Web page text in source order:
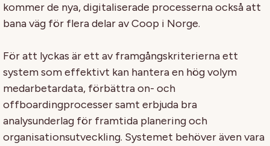
kommer de nya, digitaliserade processerna också att
bana väg för flera delar av Coop i Norge.
För att lyckas är ett av framgångskriterierna ett
system som effektivt kan hantera en hög volym
medarbetardata, förbättra on- och
offboardingprocesser samt erbjuda bra
analysunderlag för framtida planering och
organisationsutveckling. Systemet behöver även vara